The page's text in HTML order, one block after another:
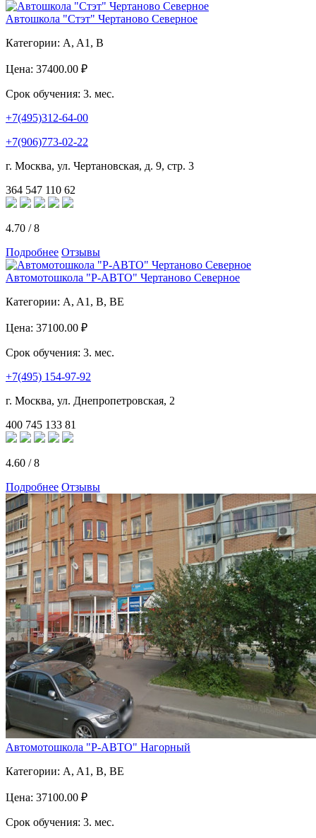
Автошкола "Стэт" Чертаново Северное
Категории: A, A1, B
Цена: 37400.00 ₽
Срок обучения: 3. мес.
+7(495)312-64-00
+7(906)773-02-22
г. Москва, ул. Чертановская, д. 9, стр. 3
364 547 110 62
4.70 /8
Подробнее Отзывы
Автомотошкола "Р-АВТО" Чертаново Северное
Категории: A, A1, B, BE
Цена: 37100.00 ₽
Срок обучения: 3. мес.
+7(495) 154-97-92
г. Москва, ул. Днепропетровская, 2
400 745 133 81
4.60 /8
Подробнее Отзывы
Автомотошкола "Р-АВТО" Нагорный
Категории: A, A1, B, BE
Цена: 37100.00 ₽
Срок обучения: 3. мес.